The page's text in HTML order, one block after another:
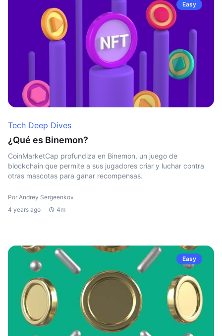
Easy
Tech Deep Dives
¿Qué es Binemon?
CoinMarketCap profundiza en Binemon, un juego de
blockchain que permite a sus jugadores criar y luchar contra
otras mascotas para ganar recompensas.
Por Andrey Sergeenkov
4 years ago
4m
Easy